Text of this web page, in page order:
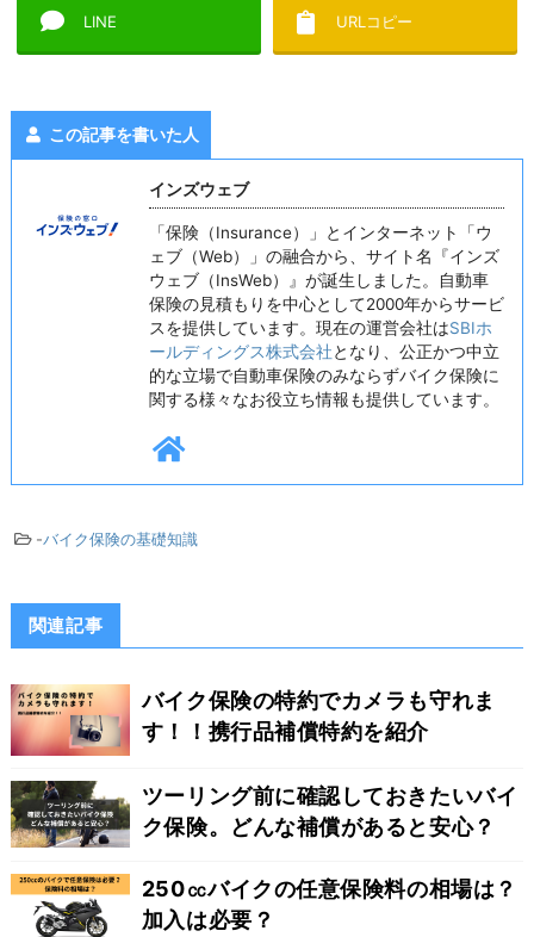
LINE URLコピー
この記事を書いた人
インズウェブ
「保険（Insurance）」とインターネット「ウ
ェブ（Web）」の融合から、サイト名『インズ
ウェブ（InsWeb）』が誕生しました。自動車
保険の見積もりを中心として2000年からサービ
スを提供しています。現在の運営会社はSBIホ
ールディングス株式会社となり、公正かつ中立
的な立場で自動車保険のみならずバイク保険に
関する様々なお役立ち情報も提供しています。
-バイク保険の基礎知識
関連記事
バイク保険の特約でカメラも守れま
す！！携行品補償特約を紹介
ツーリング前に確認しておきたいバイ
ク保険。どんな補償があると安心？
250㏄バイクの任意保険料の相場は？
加入は必要？